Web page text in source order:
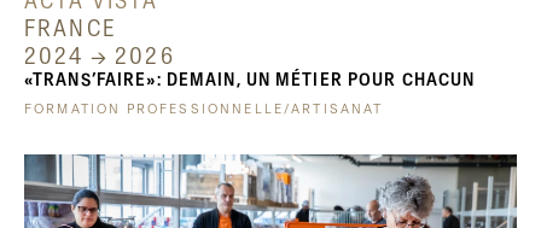
FRANCE
2024 → 2026
«TRANS’FAIRE»: DEMAIN, UN MÉTIER POUR CHACUN
FORMATION PROFESSIONNELLE/ARTISANAT